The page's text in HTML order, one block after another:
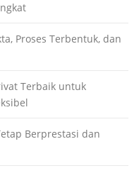
Proses Terbentuk, dan
Terbaik untuk
Berprestasi dan